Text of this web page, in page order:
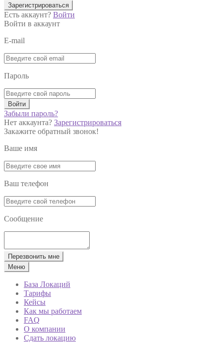
Зарегистрироваться
Есть аккаунт? Войти
Войти в аккаунт
E-mail
Пароль
Войти
Забыли пароль?
Нет аккаунта? Зарегистрироваться
Закажите обратный звонок!
Ваше имя
Ваш телефон
Сообщение
Перезвонить мне
Меню
База Локаций
Тарифы
Кейсы
Как мы работаем
FAQ
О компании
Сдать локацию